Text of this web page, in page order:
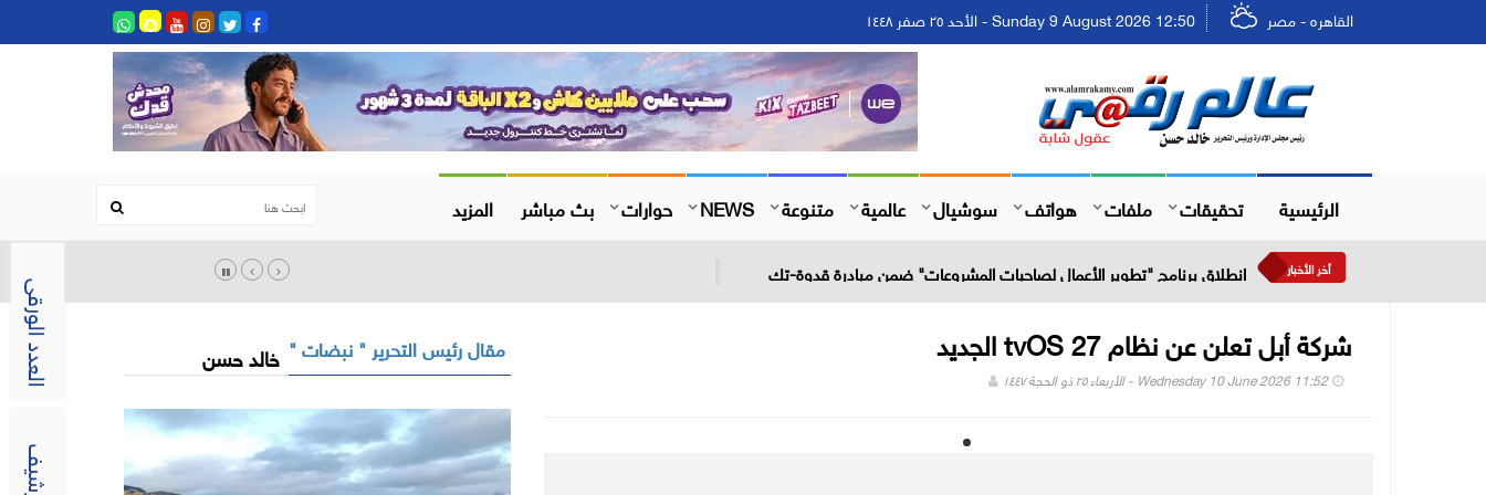
العدد الورقى
القاهره - مصر Sunday 9 August 2026 12:50 - الأحد ٢٥ صفر ١٤٤٨
الرئيسية تحقيقات ملفات هواتف سوشيال عالمية متنوعة NEWS حوارات بث مباشر المزيد
أخر الأخبار انطلاق برنامج "تطوير الأعمال لصاحبات المشروعات" ضمن مبادرة قدوة-تك
شركة أبل تعلن عن نظام tvOS 27 الجديد
Wednesday 10 June 2026 11:52 - الأربعاء ٢٥ ذو الحجة ١٤٤٧
مقال رئيس التحرير " نبضات " خالد حسن